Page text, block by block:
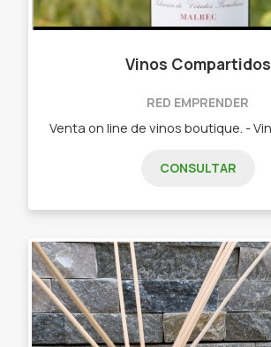
Vinos Compartidos
RED EMPRENDER
CONSULTAR